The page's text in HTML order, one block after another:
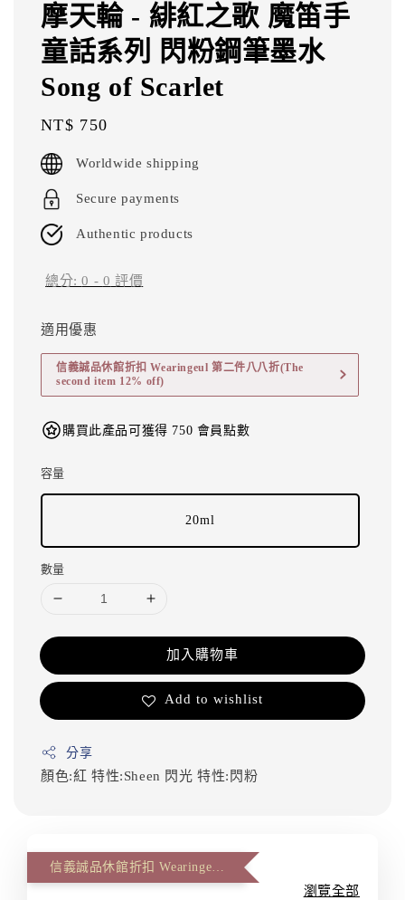
摩天輪 - 緋紅之歌 魔笛手
童話系列 閃粉鋼筆墨水
Song of Scarlet
Regular
price
NT$ 750
Worldwide shipping
Secure payments
Authentic products
總分:0 - 0 評價
適用優惠
信義誠品休館折扣 Wearingeul 第二件八八折(The
second item 12% off)
購買此產品可獲得 750 會員點數
容量
20ml
數量
加入購物車
Add to wishlist
分享
顏色:紅 特性:Sheen 閃光特性:閃粉
瀏覽全部